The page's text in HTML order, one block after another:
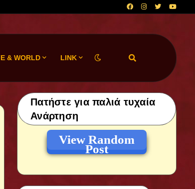
& WORLD LINK
Πατήστε για παλιά τυχαία
Ανάρτηση
View Random
Post